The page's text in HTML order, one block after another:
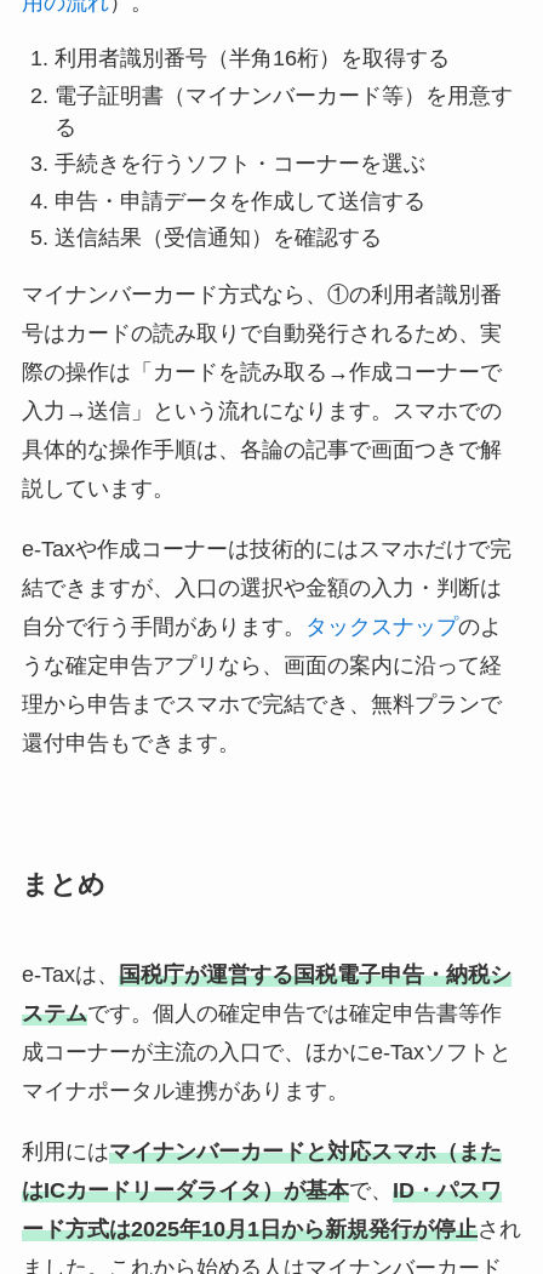
利用者識別番号（半角16桁）を取得する
電子証明書（マイナンバーカード等）を用意す
る
手続きを行うソフト・コーナーを選ぶ
申告・申請データを作成して送信する
送信結果（受信通知）を確認する
マイナンバーカード方式なら、①の利用者識別番
号はカードの読み取りで自動発行されるため、実
際の操作は「カードを読み取る→作成コーナーで
入力→送信」という流れになります。スマホでの
具体的な操作手順は、各論の記事で画面つきで解
説しています。
e-Taxや作成コーナーは技術的にはスマホだけで完
結できますが、入口の選択や金額の入力・判断は
自分で行う手間があります。
タックスナップのよ
うな確定申告アプリなら、画面の案内に沿って経
理から申告までスマホで完結でき、無料プランで
還付申告もできます。
まとめ
e-Taxは、 国税庁が運営する国税電子申告・納税シ
ステムです。個人の確定申告では確定申告書等作
成コーナーが主流の入口で、ほかにe-Taxソフトと
マイナポータル連携があります。
利用にはマイナンバーカードと対応スマホ（また
はICカードリーダライタ）が基本で、 ID・パスワ
ード方式は2025年10月1日から新規発行が停止され
ました。これから始める人はマイナンバーカード